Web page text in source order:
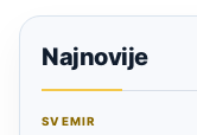
Najnovije
SVEMIR